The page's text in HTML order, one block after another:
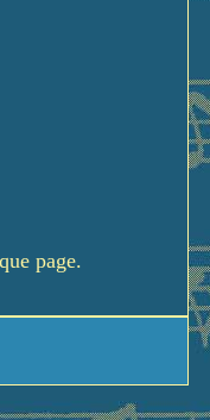
page.